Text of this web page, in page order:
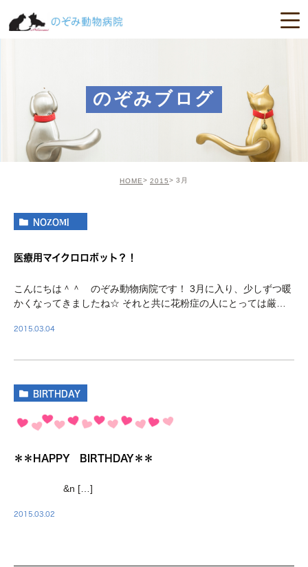
のぞみブログ
HOME 2015 3月
NOZOMI
医療用マイクロロボット？！
こんにちは＾＾ のぞみ動物病院です！ 3月に入り、少しずつ暖
かくなってきましたね☆ それと共に花粉症の人にとっては厳し
ありますが、 画期的な医療用ロボットについて […]
2015.03.04
BIRTHDAY
＊＊HAPPY BIRTHDAY＊＊
&n […]
2015.03.02